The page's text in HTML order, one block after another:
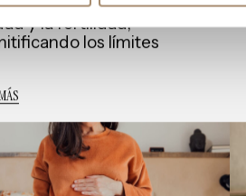
y la fertilidad,
los límites